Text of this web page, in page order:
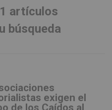
artículos
búsqueda
exigen el
de los Caídos al